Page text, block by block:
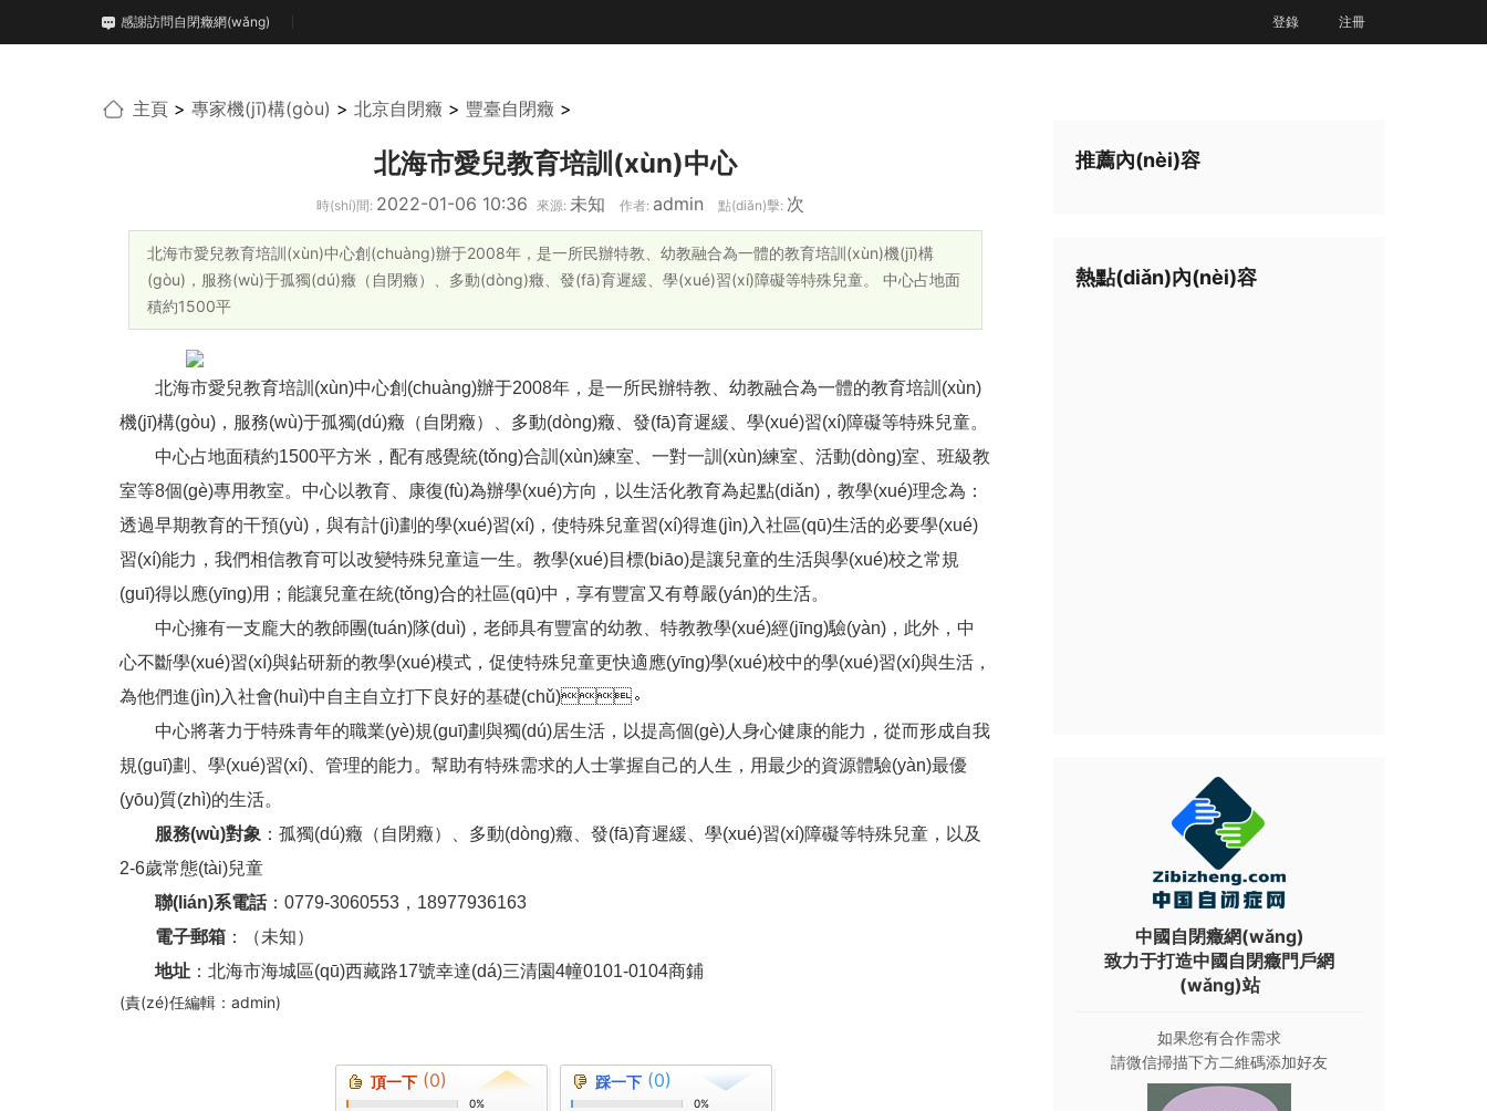
感謝訪問自閉癥網(wǎng) 登錄 注冊
主頁 > 專家機(jī)構(gòu) > 北京自閉癥 > 豐臺自閉癥 >
北海市愛兒教育培訓(xùn)中心
時(shí)間: 2022-01-06 10:36 來源: 未知 作者: admin 點(diǎn)擊: 次
北海市愛兒教育培訓(xùn)中心創(chuàng)辦于2008年，是一所民辦特教、幼教融合為一體的教育培訓(xùn)機(jī)構
(gòu)，服務(wù)于孤獨(dú)癥（自閉癥）、多動(dòng)癥、發(fā)育遲緩、學(xué)習(xí)障礙等特殊兒童。 中心占地面
積約1500平
北海市愛兒教育培訓(xùn)中心創(chuàng)辦于2008年，是一所民辦特教、幼教融合為一體的教育培訓(xùn)
機(jī)構(gòu)，服務(wù)于孤獨(dú)癥（自閉癥）、多動(dòng)癥、發(fā)育遲緩、學(xué)習(xí)障礙等特殊兒童。
中心占地面積約1500平方米，配有感覺統(tǒng)合訓(xùn)練室、一對一訓(xùn)練室、活動(dòng)室、班級教
室等8個(gè)專用教室。中心以教育、康復(fù)為辦學(xué)方向，以生活化教育為起點(diǎn)，教學(xué)理念為：
透過早期教育的干預(yù)，與有計(jì)劃的學(xué)習(xí)，使特殊兒童習(xí)得進(jìn)入社區(qū)生活的必要學(xué)
習(xí)能力，我們相信教育可以改變特殊兒童這一生。教學(xué)目標(biāo)是讓兒童的生活與學(xué)校之常規
(guī)得以應(yīng)用；能讓兒童在統(tǒng)合的社區(qū)中，享有豐富又有尊嚴(yán)的生活。
中心擁有一支龐大的教師團(tuán)隊(duì)，老師具有豐富的幼教、特教教學(xué)經(jīng)驗(yàn)，此外，中
心不斷學(xué)習(xí)與鉆研新的教學(xué)模式，促使特殊兒童更快適應(yīng)學(xué)校中的學(xué)習(xí)與生活，
為他們進(jìn)入社會(huì)中自主自立打下良好的基礎(chǔ)。
中心將著力于特殊青年的職業(yè)規(guī)劃與獨(dú)居生活，以提高個(gè)人身心健康的能力，從而形成自我
規(guī)劃、學(xué)習(xí)、管理的能力。幫助有特殊需求的人士掌握自己的人生，用最少的資源體驗(yàn)最優
(yōu)質(zhì)的生活。
服務(wù)對象 ：孤獨(dú)癥（自閉癥）、多動(dòng)癥、發(fā)育遲緩、學(xué)習(xí)障礙等特殊兒童，以及
2-6歲常態(tài)兒童
聯(lián)系電話：0779-3060553，18977936163
電子郵箱 ：（未知）
地址 ：北海市海城區(qū)西藏路17號幸達(dá)三清園4幢0101-0104商鋪
(責(zé)任編輯：admin)
頂一下 (0)
0%
踩一下 (0)
0%
推薦內(nèi)容
熱點(diǎn)內(nèi)容
中國自閉癥網(wǎng)
致力于打造中國自閉癥門戶網
(wǎng)站
如果您有合作需求
請微信掃描下方二維碼添加好友